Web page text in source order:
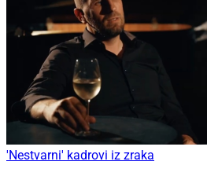
'Nestvarni' kadrovi iz zraka